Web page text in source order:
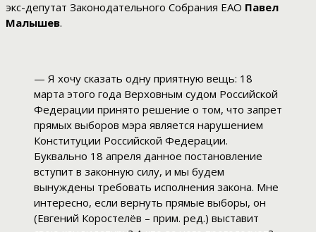
экс-депутат Законодательного Собрания ЕАО Павел
Малышев.
— Я хочу сказать одну приятную вещь: 18
марта этого года Верховным судом Российской
Федерации принято решение о том, что запрет
прямых выборов мэра является нарушением
Конституции Российской Федерации.
Буквально 18 апреля данное постановление
вступит в законную силу, и мы будем
вынуждены требовать исполнения закона. Мне
интересно, если вернуть прямые выборы, он
(Евгений Коростелёв – прим. ред.) выставит